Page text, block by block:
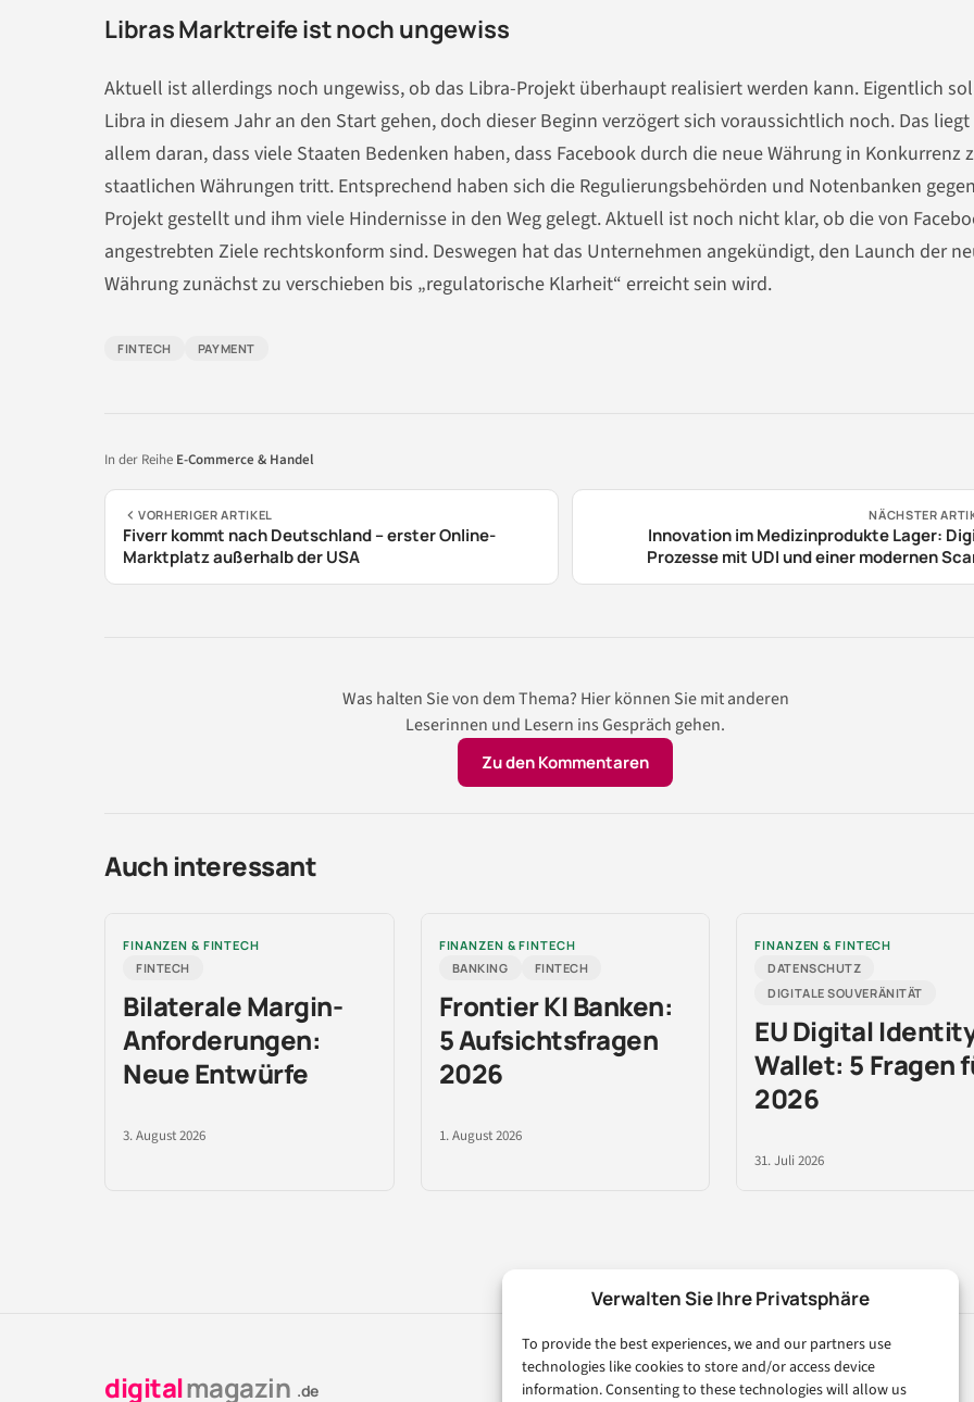
Verwalten Sie Ihre Privatsphäre
To provide the best experiences, we and our partners use
technologies like cookies to store and/or access device
information. Consenting to these technologies will allow us
Libras Marktreife ist noch ungewiss
Aktuell ist allerdings noch ungewiss, ob das Libra-Projekt überhaupt realisiert werden kann. Eigentlich
Libra in diesem Jahr an den Start gehen, doch dieser Beginn verzögert sich voraussichtlich noch. Das
allem daran, dass viele Staaten Bedenken haben, dass Facebook durch die neue Währung in Konkurrenz
staatlichen Währungen tritt. Entsprechend haben sich die Regulierungsbehörden und Notenbanken
Projekt gestellt und ihm viele Hindernisse in den Weg gelegt. Aktuell ist noch nicht klar, ob die von
angestrebten Ziele rechtskonform sind. Deswegen hat das Unternehmen angekündigt, den Launch der
Währung zunächst zu verschieben bis „regulatorische Klarheit“ erreicht sein wird.
FINTECH PAYMENT
In der Reihe E-Commerce & Handel
VORHERIGER ARTIKEL
Fiverr kommt nach Deutschland – erster Online-
Marktplatz außerhalb der USA
NÄCHSTER
Innovation im Medizinprodukte Lager:
Prozesse mit UDI und einer modernen
Was halten Sie von dem Thema? Hier können Sie mit anderen
Leserinnen und Lesern ins Gespräch gehen.
Zu den Kommentaren
Auch interessant
FINANZEN & FINTECH
FINTECH
Bilaterale Margin-
Anforderungen:
Neue Entwürfe
3. August 2026
FINANZEN & FINTECH
BANKING
FINTECH
Frontier KI Banken:
5 Aufsichtsfragen
2026
1. August 2026
FINANZEN & FINTECH
DATENSCHUTZ
DIGITALE SOUVERÄNITÄT
EU Digital
Wallet: 5 Fragen
2026
31. Juli 2026
digitalmagazin .de Rubriken Magazin